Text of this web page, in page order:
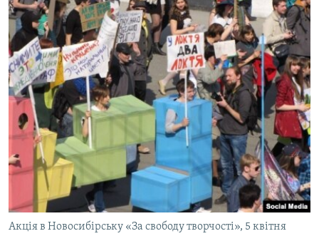
Акція в Новосибірську «За свободу творчості», 5 квітня